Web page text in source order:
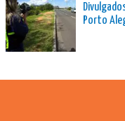
Porto